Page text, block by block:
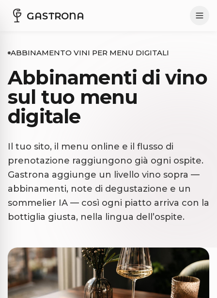
GASTRONA
ABBINAMENTO VINI PER MENU DIGITALI
Abbinamenti di vino
sul tuo menu
digitale
Il tuo sito, il menu online e il flusso di
prenotazione raggiungono già ogni ospite.
Gastrona aggiunge un livello vino sopra —
abbinamenti, note di degustazione e un
sommelier IA — così ogni piatto arriva con la
bottiglia giusta, nella lingua dell’ospite.